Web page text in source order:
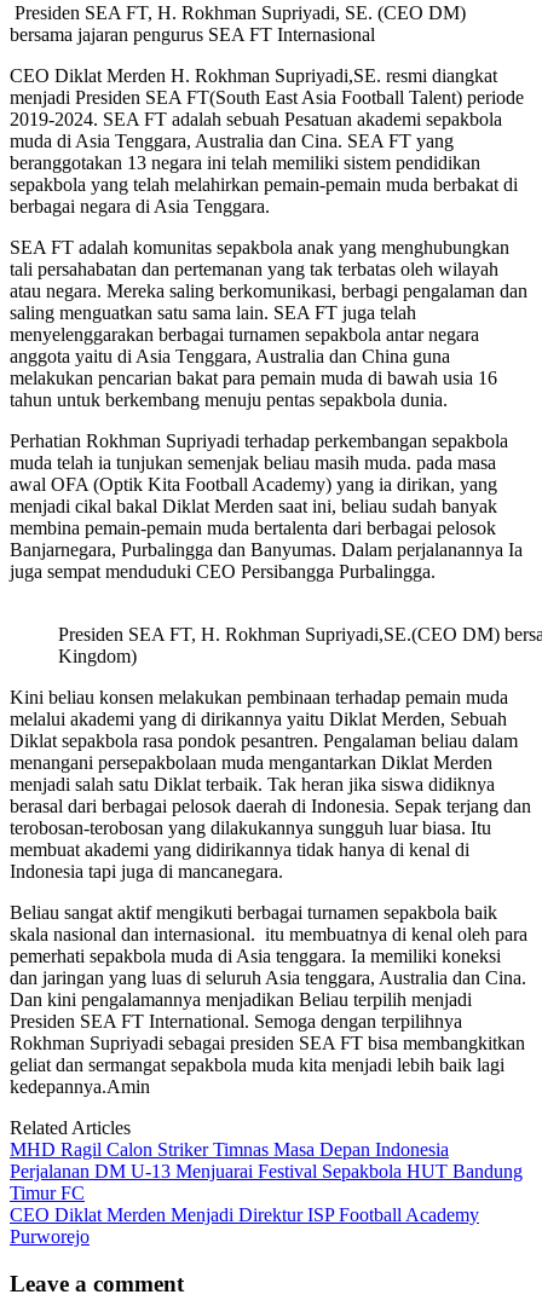
Presiden SEA FT, H. Rokhman Supriyadi, SE. (CEO DM)
bersama jajaran pengurus SEA FT Internasional
CEO Diklat Merden H. Rokhman Supriyadi,SE. resmi diangkat
menjadi Presiden SEA FT(South East Asia Football Talent) periode
2019-2024. SEA FT adalah sebuah Pesatuan akademi sepakbola
muda di Asia Tenggara, Australia dan Cina. SEA FT yang
beranggotakan 13 negara ini telah memiliki sistem pendidikan
sepakbola yang telah melahirkan pemain-pemain muda berbakat di
berbagai negara di Asia Tenggara.
SEA FT adalah komunitas sepakbola anak yang menghubungkan
tali persahabatan dan pertemanan yang tak terbatas oleh wilayah
atau negara. Mereka saling berkomunikasi, berbagi pengalaman dan
saling menguatkan satu sama lain. SEA FT juga telah
menyelenggarakan berbagai turnamen sepakbola antar negara
anggota yaitu di Asia Tenggara, Australia dan China guna
melakukan pencarian bakat para pemain muda di bawah usia 16
tahun untuk berkembang menuju pentas sepakbola dunia.
Perhatian Rokhman Supriyadi terhadap perkembangan sepakbola
muda telah ia tunjukan semenjak beliau masih muda. pada masa
awal OFA (Optik Kita Football Academy) yang ia dirikan, yang
menjadi cikal bakal Diklat Merden saat ini, beliau sudah banyak
membina pemain-pemain muda bertalenta dari berbagai pelosok
Banjarnegara, Purbalingga dan Banyumas. Dalam perjalanannya Ia
juga sempat menduduki CEO Persibangga Purbalingga.
Presiden SEA FT, H. Rokhman Supriyadi,SE.(CEO DM)
Kingdom)
Kini beliau konsen melakukan pembinaan terhadap pemain muda
melalui akademi yang di dirikannya yaitu Diklat Merden, Sebuah
Diklat sepakbola rasa pondok pesantren. Pengalaman beliau dalam
menangani persepakbolaan muda mengantarkan Diklat Merden
menjadi salah satu Diklat terbaik. Tak heran jika siswa didiknya
berasal dari berbagai pelosok daerah di Indonesia. Sepak terjang dan
terobosan-terobosan yang dilakukannya sungguh luar biasa. Itu
membuat akademi yang didirikannya tidak hanya di kenal di
Indonesia tapi juga di mancanegara.
Beliau sangat aktif mengikuti berbagai turnamen sepakbola baik
skala nasional dan internasional. itu membuatnya di kenal oleh para
pemerhati sepakbola muda di Asia tenggara. Ia memiliki koneksi
dan jaringan yang luas di seluruh Asia tenggara, Australia dan Cina.
Dan kini pengalamannya menjadikan Beliau terpilih menjadi
Presiden SEA FT International. Semoga dengan terpilihnya
Rokhman Supriyadi sebagai presiden SEA FT bisa membangkitkan
geliat dan sermangat sepakbola muda kita menjadi lebih baik lagi
kedepannya.Amin
Related Articles
MHD Ragil Calon Striker Timnas Masa Depan Indonesia
Perjalanan DM U-13 Menjuarai Festival Sepakbola HUT Bandung
Timur FC
CEO Diklat Merden Menjadi Direktur ISP Football Academy
Purworejo
Leave a comment